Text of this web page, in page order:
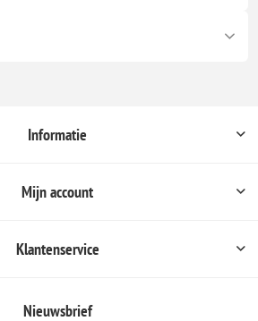
Informatie
Mijn account
Klantenservice
Nieuwsbrief